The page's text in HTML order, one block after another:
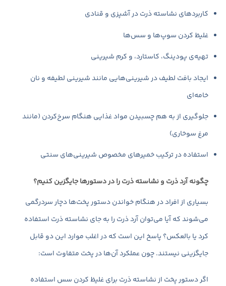
کاربردهای نشاسته ذرت در آشپزی و قنادی
غلیظ کردن سوپ‌ها و سس‌ها
تهیه‌ی پودینگ، کاستارد، و کرم شیرینی
ایجاد بافت لطیف در شیرینی‌هایی مانند شیرینی لطیفه و نان
خامه‌ای
جلوگیری از به هم چسبیدن مواد غذایی هنگام سرخ‌کردن (مانند
مرغ سوخاری)
استفاده در ترکیب خمیرهای مخصوص شیرینی‌های سنتی
چگونه آرد ذرت و نشاسته ذرت را در دستورها جایگزین کنیم؟
بسیاری از افراد در هنگام خواندن دستور پخت‌ها دچار سردرگمی
می‌شوند که آیا می‌توان آرد ذرت را به جای نشاسته ذرت استفاده
کرد یا بالعکس؟ پاسخ این است که در اغلب موارد این دو قابل
جایگزینی نیستند. چون عملکرد آن‌ها در پخت متفاوت است:
اگر دستور پخت از نشاسته ذرت برای غلیظ کردن سس استفاده